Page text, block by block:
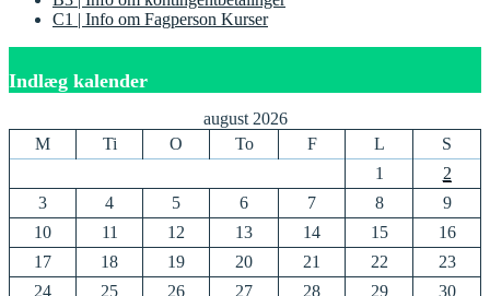
C1 | Info om Fagperson Kurser
Indlæg kalender
august 2026
M
Ti O To F L
S
1
2
3
4 5 6 7 8
9
10
11 12 13 14 15
16
17
18 19 20 21 22
23
24
25 26 27 28 29
30